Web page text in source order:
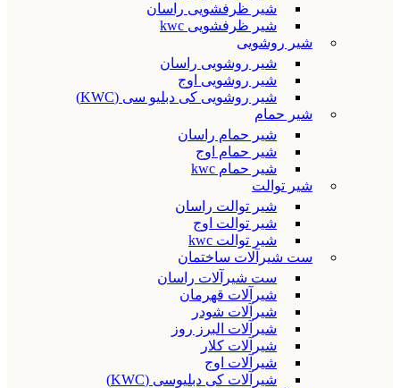
شیر ظرفشویی راسان
شیر ظرفشویی kwc
شیر روشویی
شیر روشویی راسان
شیر روشویی اوج
شیر روشویی کی دبلیو سی (KWC)
شیر حمام
شیر حمام راسان
شیر حمام اوج
شیر حمام kwc
شیر توالت
شیر توالت راسان
شیر توالت اوج
شیر توالت kwc
ست شیرآلات ساختمان
ست شیرآلات راسان
شیرآلات قهرمان
شیرآلات شودر
شیرآلات البرز روز
شیرآلات کلار
شیرآلات اوج
شیرآلات کی دبلیوسی (KWC)